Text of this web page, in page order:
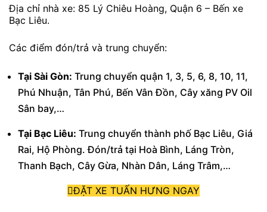
Địa chỉ nhà xe: 85 Lý Chiêu Hoàng, Quận 6 – Bến xe
Bạc Liêu.
Các điểm đón/trả và trung chuyển:
Tại Sài Gòn: Trung chuyển quận 1, 3, 5, 6, 8, 10, 11,
Phú Nhuận, Tân Phú, Bến Vân Đồn, Cây xăng PV Oil
Sân bay,…
Tại Bạc Liêu: Trung chuyển thành phố Bạc Liêu, Giá
Rai, Hộ Phòng. Đón/trả tại Hoà Bình, Láng Tròn,
Thanh Bạch, Cây Gừa, Nhàn Dân, Láng Trâm,…
ĐẶT XE TUẤN HƯNG NGAY